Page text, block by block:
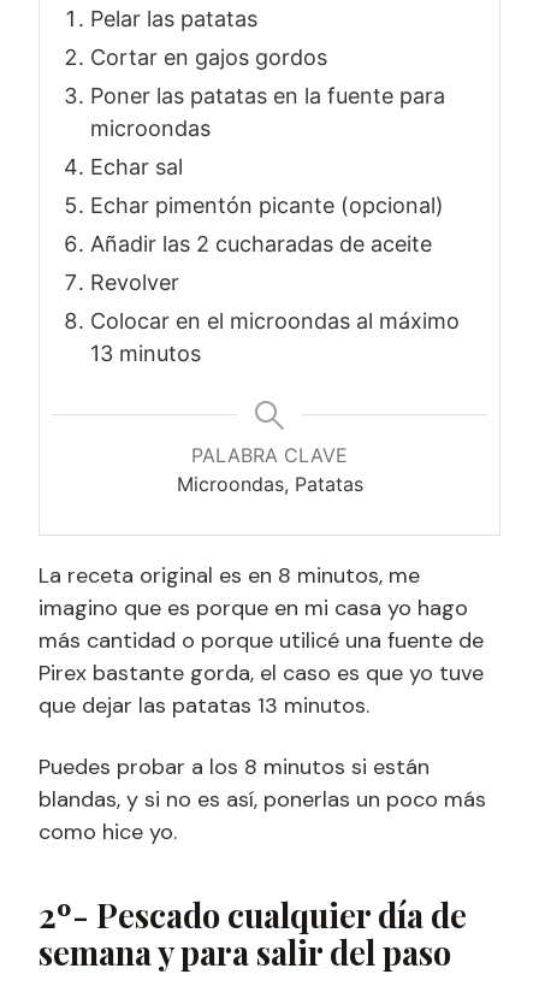
Pelar las patatas
Cortar en gajos gordos
Poner las patatas en la fuente para
microondas
Echar sal
Echar pimentón picante (opcional)
Añadir las 2 cucharadas de aceite
Revolver
Colocar en el microondas al máximo
13 minutos
PALABRA CLAVE
Microondas, Patatas
La receta original es en 8 minutos, me
imagino que es porque en mi casa yo hago
más cantidad o porque utilicé una fuente de
Pirex bastante gorda, el caso es que yo tuve
que dejar las patatas 13 minutos.
Puedes probar a los 8 minutos si están
blandas, y si no es así, ponerlas un poco más
como hice yo.
2º- Pescado cualquier día de
semana y para salir del paso